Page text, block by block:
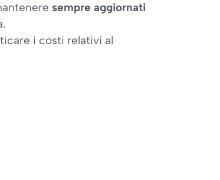
sempre aggiornati
i costi relativi al